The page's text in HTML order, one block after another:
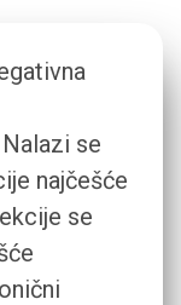
se
najčešće
se